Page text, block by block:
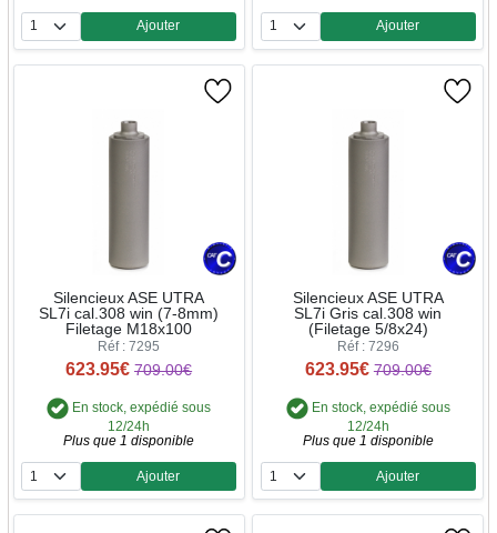
Quantité
Ajouter
Quantité
Ajouter
Silencieux ASE UTRA
SL7i cal.308 win (7-8mm)
Filetage M18x100
Réf : 7295
623.95€ 709.00€
En stock, expédié sous
12/24h
Plus que 1 disponible
Quantité
Ajouter
Silencieux ASE UTRA
SL7i Gris cal.308 win
(Filetage 5/8x24)
Réf : 7296
623.95€ 709.00€
En stock, expédié sous
12/24h
Plus que 1 disponible
Quantité
Ajouter